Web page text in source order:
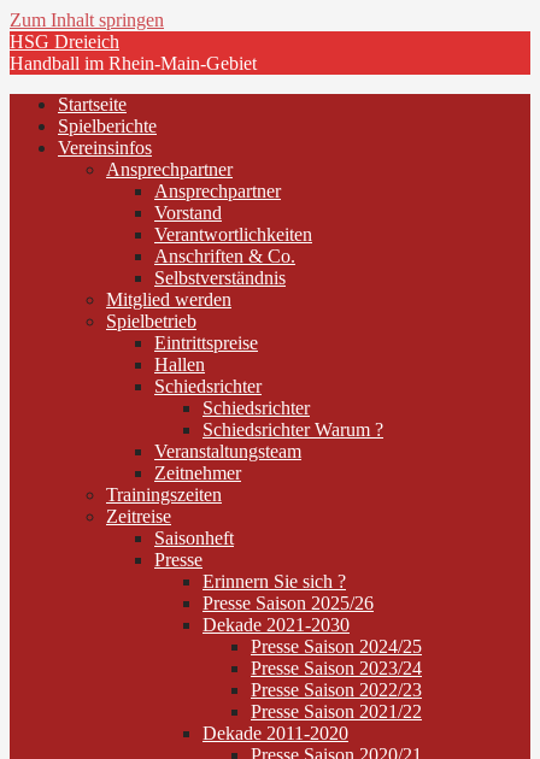
Zum Inhalt springen
HSG Dreieich
Handball im Rhein-Main-Gebiet
Startseite
Spielberichte
Vereinsinfos
Ansprechpartner
Ansprechpartner
Vorstand
Verantwortlichkeiten
Anschriften & Co.
Selbstverständnis
Mitglied werden
Spielbetrieb
Eintrittspreise
Hallen
Schiedsrichter
Schiedsrichter
Schiedsrichter Warum ?
Veranstaltungsteam
Zeitnehmer
Trainingszeiten
Zeitreise
Saisonheft
Presse
Erinnern Sie sich ?
Presse Saison 2025/26
Dekade 2021-2030
Presse Saison 2024/25
Presse Saison 2023/24
Presse Saison 2022/23
Presse Saison 2021/22
Dekade 2011-2020
Presse Saison 2020/21